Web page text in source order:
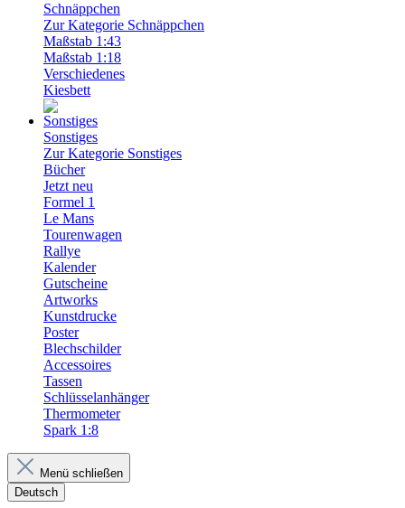
Schnäppchen
Zur Kategorie Schnäppchen
Maßstab 1:43
Maßstab 1:18
Verschiedenes
Kiesbett
Sonstiges
Zur Kategorie Sonstiges
Bücher
Jetzt neu
Formel 1
Le Mans
Tourenwagen
Rallye
Kalender
Gutscheine
Artworks
Kunstdrucke
Poster
Blechschilder
Accessoires
Tassen
Schlüsselanhänger
Thermometer
Spark 1:8
Menü schließen
Deutsch